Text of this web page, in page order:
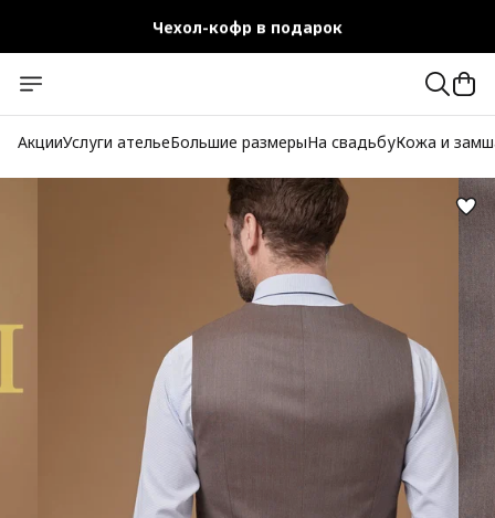
Чехол-кофр в подарок
Бесплатная доставка при заказе от 10 000 руб.
АкцииУслуги ательеБольшие размерыНа свадьбуКожа и